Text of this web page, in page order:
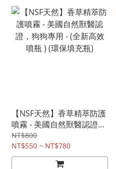
【NSF天然】香草精萃防護
噴霧 - 美國自然獸醫認證，
狗狗專用 - (全新高效噴瓶 )
(環保填充瓶)
NT$800
NT$550 ~ NT$780